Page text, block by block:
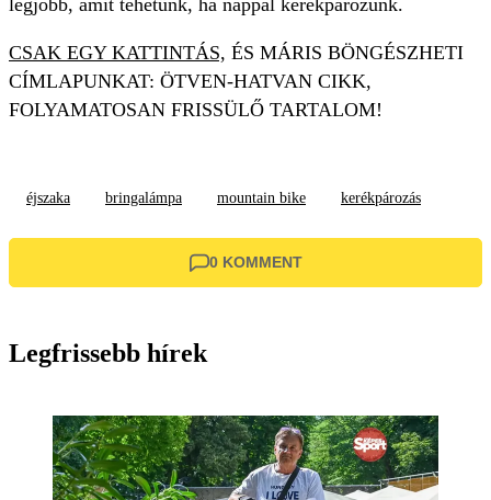
legjobb, amit tehetünk, ha nappal kerékpározunk.
CSAK EGY KATTINTÁS, ÉS MÁRIS BÖNGÉSZHETI
CÍMLAPUNKAT: ÖTVEN-HATVAN CIKK,
FOLYAMATOSAN FRISSÜLŐ TARTALOM!
éjszaka bringalámpa mountain bike kerékpározás
0 KOMMENT
Legfrissebb hírek